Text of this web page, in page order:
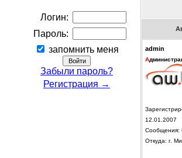
Логин:
Пароль:
запомнить меня
Забыли пароль?
Регистрация →
admin
А
12.01.2007
Сообщения:
Откуда: г.